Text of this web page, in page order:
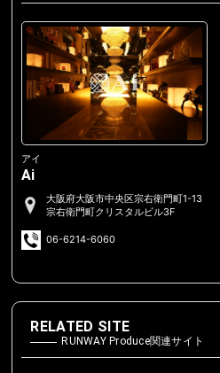
アイ
Ai
大阪府大阪市中央区宗右衛門町1-13
宗右衛門町クリスタルビル3F
06-6214-6060
RELATED SITE
RUNWAY Produce関連サイト